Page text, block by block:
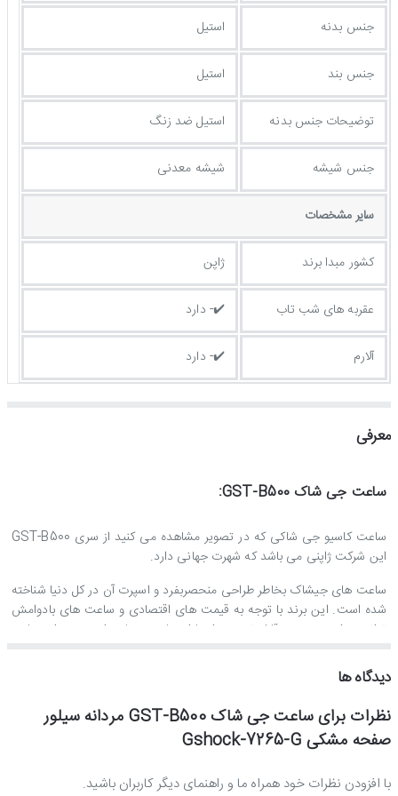
جنس بدنه استیل
جنس بند استیل
توضيحات جنس بدنه استیل ضد زنگ
جنس شیشه شیشه معدنی
ساير مشخصات
کشور مبدا برند ژاپن
عقربه های شب تاب ✔️- دارد
آلارم ✔️- دارد
معرفی
ساعت جی شاک GST-B500:
ساعت کاسیو جی شاکی که در تصویر مشاهده می کنید از سری GST-B500
این شرکت ژاپنی می باشد که شهرت جهانی دارد.
ساعت های جیشاک بخاطر طراحی منحصربفرد و اسپرت آن در کل دنیا شناخته
شده است. این برند با توجه به قیمت های اقتصادی و ساعت های بادوامش
توانسته است درصد قابل توجهی از بازار ساعت جهان را به خود اختصاص
استایل این ساعت اسپرت است.
جنس بند و بدنه ساعت مچی جی شاک مردانه :
شده است.
دیدگاه ها
نظرات برای ساعت جی شاک GST-B500 مردانه سیلور
صفحه مشکی Gshock-7265-G
با افزودن نظرات خود همراه ما و راهنمای دیگر کاربران باشید.